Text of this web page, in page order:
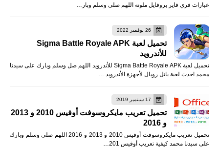
عبارات فري فاير بروفايل ملونه اللهم صلى وسلم وبار…
26 نوفمبر 2022
تحميل لعبة Sigma Battle Royale APK
للأندرويد
تحميل لعبة Sigma Battle Royale APK للأندرويد اللهم صل وسلم وبارك على سيدنا
محمد احدث لعبة باتل رويال لأجهزة الأندرويد …
17 سبتمبر 2019
تحميل تعريب مايكروسوفت أوفيس 2010 و 2013
و 2016
تحميل تعريب مايكروسوفت أوفيس 2010 و 2013 و 2016 اللهم صلي وسلم وبارك
على سيدنا محمد كيفية تعريب أوفيس 201…